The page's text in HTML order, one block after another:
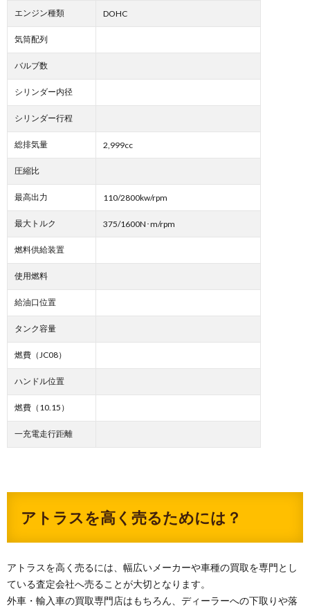
エンジン種類 DOHC
気筒配列
バルブ数
シリンダー内径
シリンダー行程
総排気量 2,999cc
圧縮比
最高出力 110/2800kw/rpm
最大トルク 375/1600N･m/rpm
燃料供給装置
使用燃料
給油口位置
タンク容量
燃費（JC08）
ハンドル位置
燃費（10.15）
一充電走行距離
アトラスを高く売るためには？
アトラスを高く売るには、幅広いメーカーや車種の買取を専門とし
ている査定会社へ売ることが大切となります。
外車・輸入車の買取専門店はもちろん、ディーラーへの下取りや落